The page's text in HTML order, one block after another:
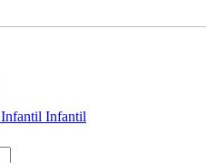
Infantil Infantil